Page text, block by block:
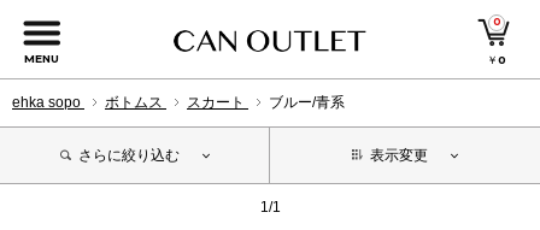
MENU
0
￥0
ehka sopo ボトムス スカート ブルー/青系
さらに絞り込む 表示変更
1/1